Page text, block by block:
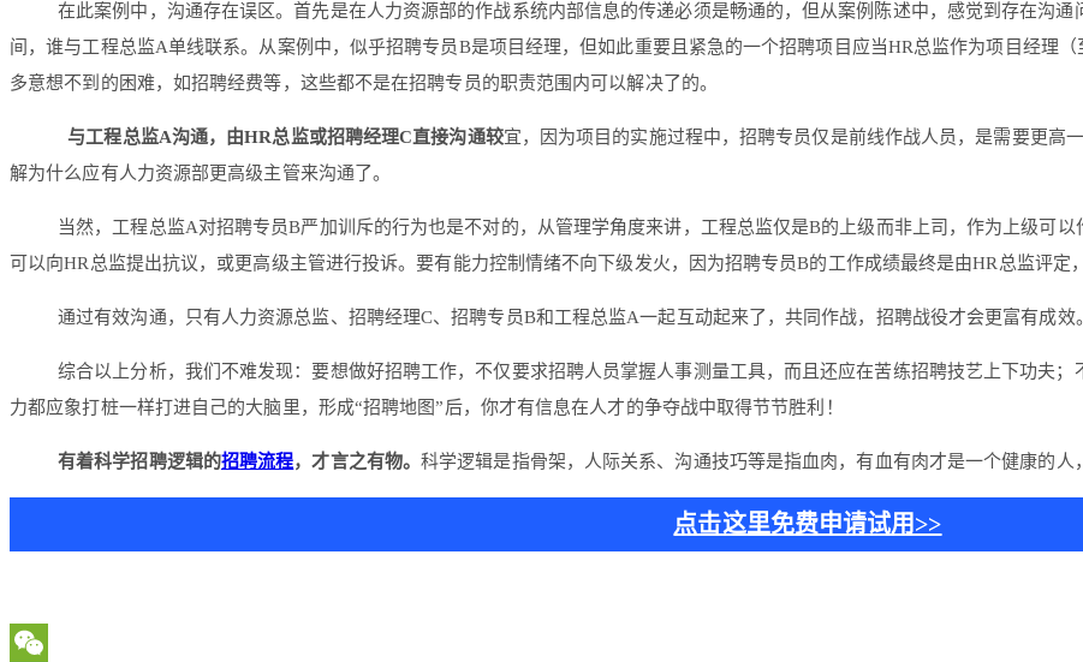
在此案例中，沟通存在误区。首先是在人力资源部的作战系统内部信息的传递必须是畅通的，但从案例陈述中，感觉到存在沟
间，谁与工程总监A单线联系。从案例中，似乎招聘专员B是项目经理，但如此重要且紧急的一个招聘项目应当HR总监作为项目经理
多意想不到的困难，如招聘经费等，这些都不是在招聘专员的职责范围内可以解决了的。
与工程总监A沟通，由HR总监或招聘经理C直接沟通较宜，因为项目的实施过程中，招聘专员仅是前线作战人员，是需要更高
解为什么应有人力资源部更高级主管来沟通了。
当然，工程总监A对招聘专员B严加训斥的行为也是不对的，从管理学角度来讲，工程总监仅是B的上级而非上司，作为上级可
可以向HR总监提出抗议，或更高级主管进行投诉。要有能力控制情绪不向下级发火，因为招聘专员B的工作成绩最终是由HR总监评定
通过有效沟通，只有人力资源总监、招聘经理C、招聘专员B和工程总监A一起互动起来了，共同作战，招聘战役才会更富有成效。
综合以上分析，我们不难发现：要想做好招聘工作，不仅要求招聘人员掌握人事测量工具，而且还应在苦练招聘技艺上下功夫
力都应象打桩一样打进自己的大脑里，形成“招聘地图”后，你才有信息在人才的争夺战中取得节节胜利！
有着科学招聘逻辑的招聘流程，才言之有物。科学逻辑是指骨架，人际关系、沟通技巧等是指血肉，有血有肉才是一个健康的人
点击这里免费申请试用>>